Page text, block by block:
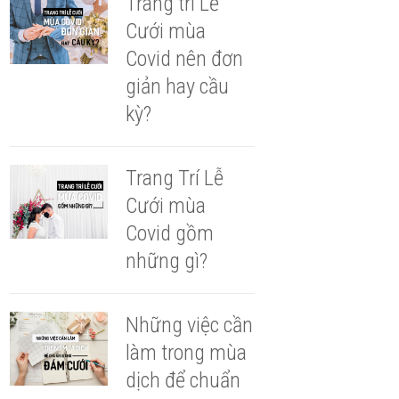
Cưới mùa
Covid nên đơn
giản hay cầu
kỳ?
Trang Trí Lễ
Cưới mùa
Covid gồm
những gì?
Những việc cần
làm trong mùa
dịch để chuẩn